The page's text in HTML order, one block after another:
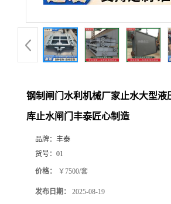
钢制闸门水利机械厂家止水大型液
库止水闸门丰泰匠心制造
品牌： 丰泰
货号： 01
价格： ￥7500/套
发布日期： 2025-08-19